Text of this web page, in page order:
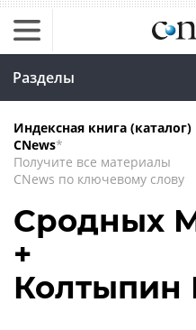
Разделы
Индексная книга (каталог)
CNews*
Получите все материалы
CNews по ключевому слову
Сродных
+
Колтыпин